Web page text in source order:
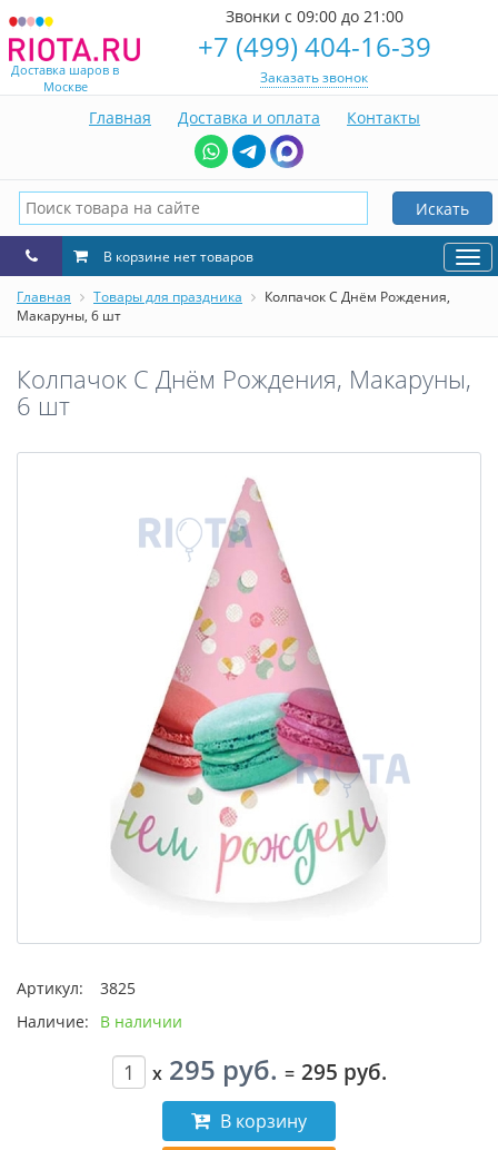
Доставка шаров в
Москве
Звонки с 09:00 до 21:00
+7 (499) 404-16-39
Заказать звонок
Главная Доставка и оплата Контакты
Искать
В корзине нет товаров
Главная Товары для праздника
Колпачок С Днём Рождения,
Макаруны, 6 шт
Колпачок С Днём Рождения, Макаруны,
6 шт
Артикул:
3825
Наличие:
В наличии
x 295 руб. = 295 руб.
В корзину